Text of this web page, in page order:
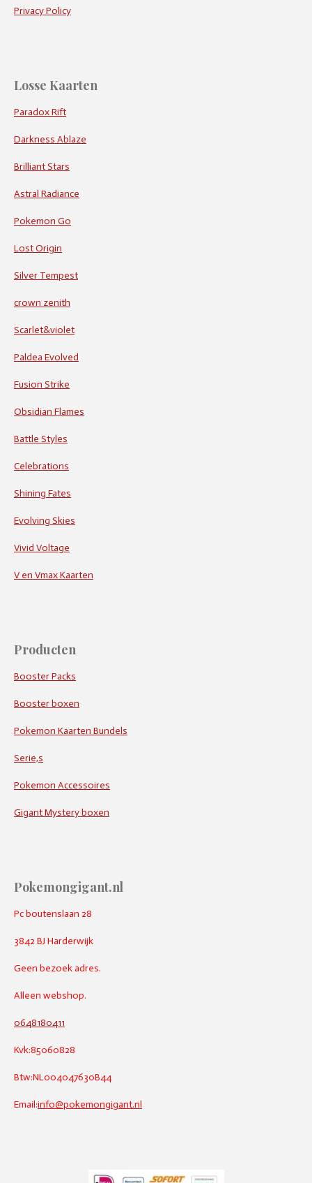
Privacy Policy
Losse Kaarten
Paradox Rift
Darkness Ablaze
Brilliant Stars
Astral Radiance
Pokemon Go
Lost Origin
Silver Tempest
crown zenith
Scarlet&violet
Paldea Evolved
Fusion Strike
Obsidian Flames
Battle Styles
Celebrations
Shining Fates
Evolving Skies
Vivid Voltage
V en Vmax Kaarten
Producten
Booster Packs
Booster boxen
Pokemon Kaarten Bundels
Serie,s
Pokemon Accessoires
Gigant Mystery boxen
Pokemongigant.nl
Pc boutenslaan 28
3842 BJ Harderwijk
Geen bezoek adres.
Alleen webshop.
0648180411
Kvk:85060828
Btw:NL004047630B44
Email:info@pokemongigant.nl